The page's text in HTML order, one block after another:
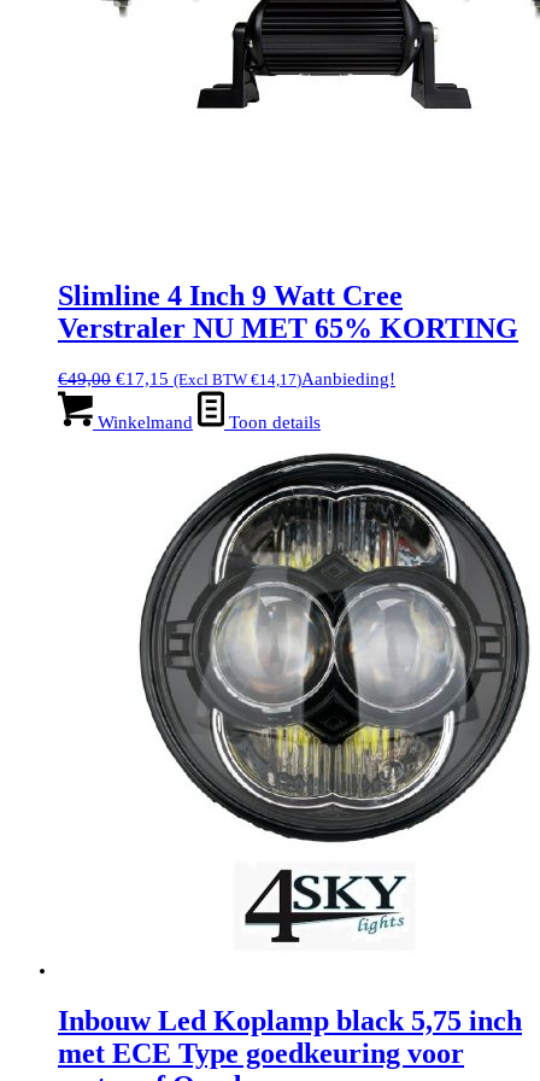
Slimline 4 Inch 9 Watt Cree
Verstraler NU MET 65% KORTING
€49,00 Oorspronkelijke
was:
€17,15 Huidige
prijs
is:
(Excl BTW €14,17)Aanbieding!
Winkelmand Toon details
Inbouw Led Koplamp black 5,75 inch
met ECE Type goedkeuring voor